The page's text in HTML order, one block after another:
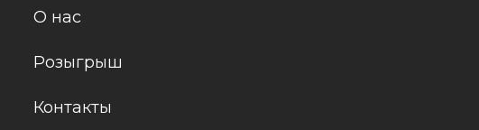
О нас
Розыгрыш
Контакты